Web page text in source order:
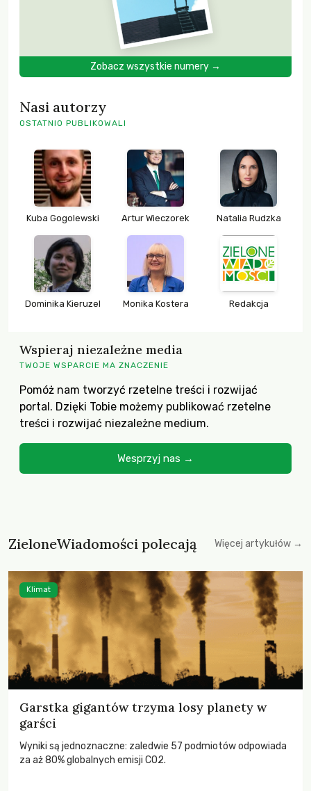
Zobacz wszystkie numery →
Nasi autorzy
OSTATNIO PUBLIKOWALI
Kuba Gogolewski Artur Wieczorek Natalia Rudzka
Dominika Kieruzel Monika Kostera Redakcja
Wspieraj niezależne media
TWOJE WSPARCIE MA ZNACZENIE
Pomóż nam tworzyć rzetelne treści i rozwijać
portal. Dzięki Tobie możemy publikować rzetelne
treści i rozwijać niezależne medium.
Wesprzyj nas →
ZieloneWiadomości polecają Więcej artykułów →
Garstka gigantów trzyma losy planety w
garści
Wyniki są jednoznaczne: zaledwie 57 podmiotów odpowiada
za aż 80% globalnych emisji CO2.
Klimat